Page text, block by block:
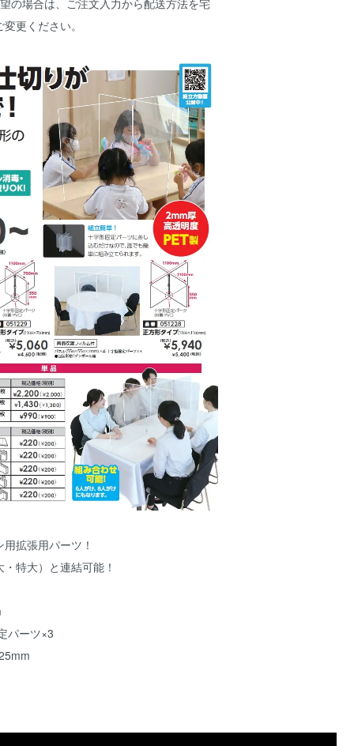
の場合は、ご注文入力から配送方法を宅
更ください。
拡張用パーツ！
特大）と連結可能！
パーツ×3